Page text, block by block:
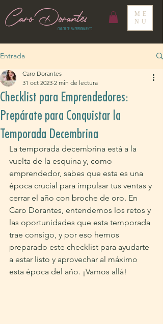
ME
NU
Caro Dorantes
COACH DE EMPRENDIMIENTO
Entrada
Checklist para Emprendedores:
Prepárate para Conquistar la
Temporada Decembrina
Caro Dorantes
31 oct 2023 2 min de lectura
La temporada decembrina está a la
vuelta de la esquina y, como
emprendedor, sabes que esta es una
época crucial para impulsar tus ventas y
cerrar el año con broche de oro. En
Caro Dorantes, entendemos los retos y
las oportunidades que esta temporada
trae consigo, y por eso hemos
preparado este checklist para ayudarte
a estar listo y aprovechar al máximo
esta época del año. ¡Vamos allá!